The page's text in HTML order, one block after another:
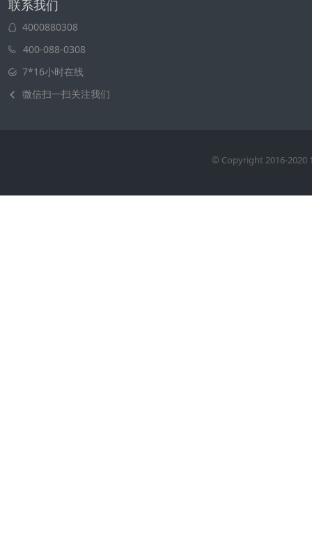
联系我们
4000880308
400-088-0308
7*16小时在线
微信扫一扫关注我们
© Copyright 2016-2020